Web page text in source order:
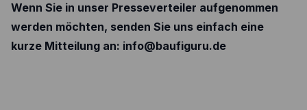
Wenn Sie in unser Presseverteiler aufgenommen
werden möchten, senden Sie uns einfach eine
kurze Mitteilung an: info@baufiguru.de